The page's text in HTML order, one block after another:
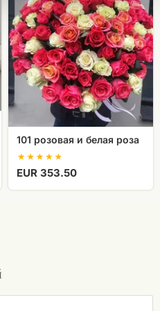
белая
роза
101 розовая и белая роза
EUR 353.50